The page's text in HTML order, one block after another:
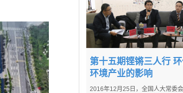
第十五期铿锵三人行
环境产业的影响
2016年12月25日，全国人大常委